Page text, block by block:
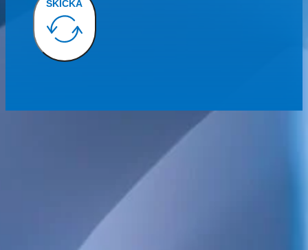
SKICKA
Vi erbjuder tekniska konsulttjänster inom byggsektorn på den
med hållbarhet som en naturlig del i alla våra
Vårt breda tjänsteutbud omfattar bygg- och
styr och energi) samt BIM på hög detaljnivå.
Vi arbetar även med projektledning, projekteringsledning,